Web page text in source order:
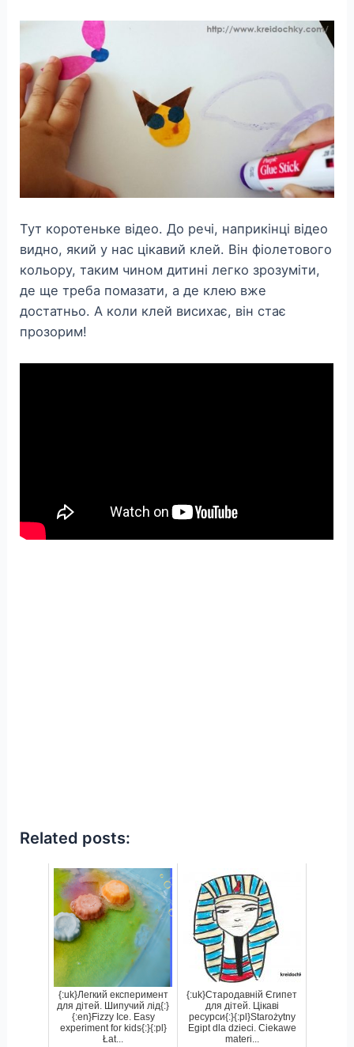
Тут коротеньке відео. До речі, наприкінці відео
видно, який у нас цікавий клей. Він фіолетового
кольору, таким чином дитині легко зрозуміти,
де ще треба помазати, а де клею вже
достатньо. А коли клей висихає, він стає
прозорим!
Related posts:
{:uk}Легкий експеримент
для дітей. Шипучий лід{:}
{:en}Fizzy Ice. Easy
experiment for kids{:}{:pl}
Łat...
{:uk}Стародавній Єгипет
для дітей. Цікаві
ресурси{:}{:pl}Starożytny
Egipt dla dzieci. Ciekawe
materi...